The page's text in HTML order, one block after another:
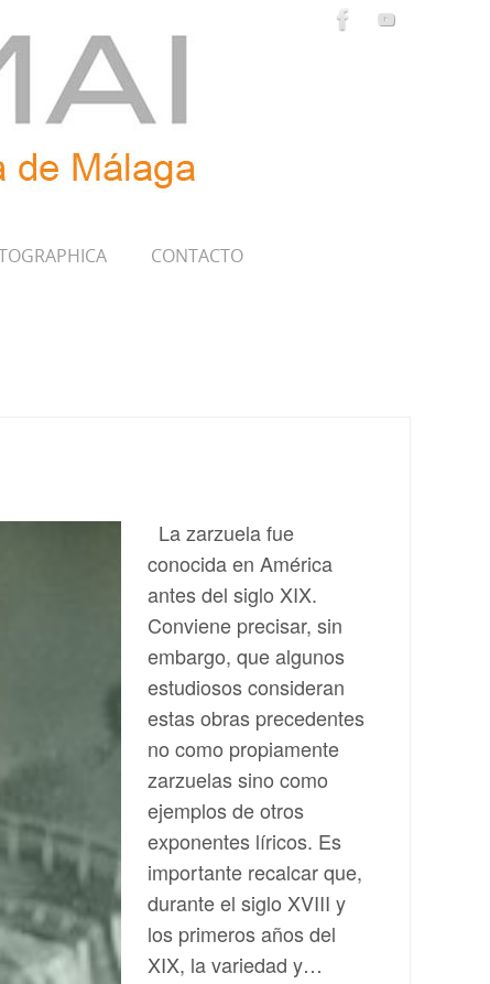
CONTACTO
La zarzuela fue
conocida en América
antes del siglo XIX.
Conviene precisar, sin
embargo, que algunos
estudiosos consideran
estas obras precedentes
no como propiamente
zarzuelas sino como
ejemplos de otros
exponentes líricos. Es
importante recalcar que,
durante el siglo XVIII y
los primeros años del
XIX, la variedad y…